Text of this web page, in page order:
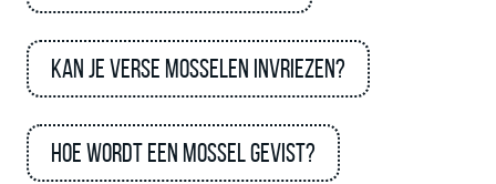
Kan je verse mosselen invriezen?
Hoe wordt een mossel gevist?